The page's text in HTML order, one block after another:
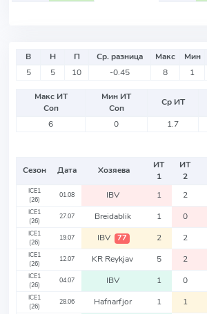
В Н П Ср. разница Макс Мин
5
5 10 -0.45 8 1
Макс ИТ
Соп
Мин ИТ
Соп
Ср ИТ
6
0 1.7
Сезон Дата Хозяева
ИТ
1
ИТ
2
ICE1
(26)
01.08 IBV 1 2
ICE1
(26)
27.07 Breidablik 1 0
ICE1
(26)
19.07 IBV 77 2 2
ICE1
(26)
12.07 KR Reykjav 5 2
ICE1
(26)
04.07 IBV 1 0
ICE1
(26)
28.06 Hafnarfjor 1 1